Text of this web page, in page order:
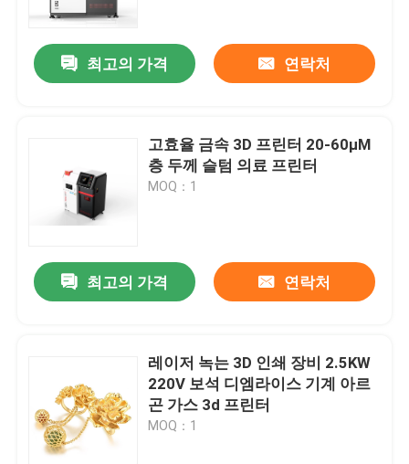
제품 소개
회사 소개
최고의 가격 연락처
고효율 금속 3D 프린터 20-60μM
층 두께 슬텀 의료 프린터
MOQ：1
최고의 가격 연락처
레이저 녹는 3D 인쇄 장비 2.5KW
220V 보석 디엠라이스 기계 아르
곤 가스 3d 프린터
MOQ：1